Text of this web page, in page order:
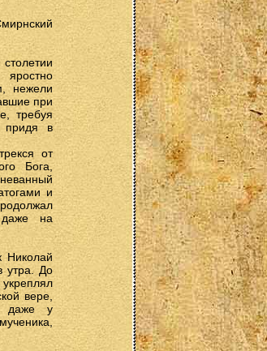
нежели
при
требуя
придя в
от
Бога,
и
даже на
Николай
утра. До
вере,
даже у